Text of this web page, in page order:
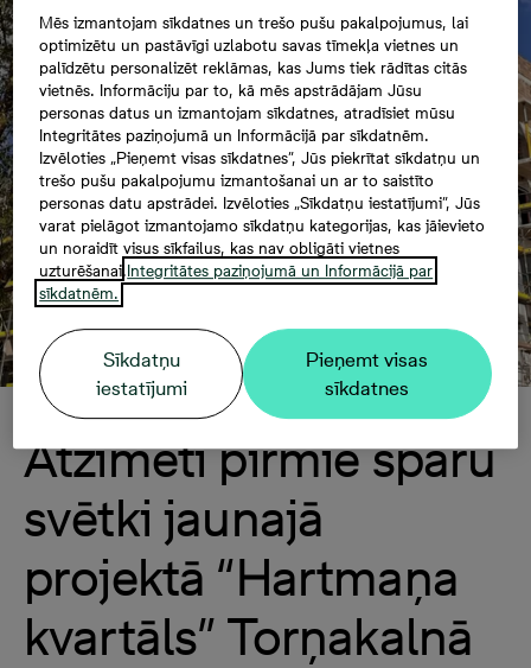
Atzīmēti pirmie spāru
svētki jaunajā
projektā “Hartmaņa
kvartāls” Torņakalnā
Mēs izmantojam sīkdatnes un trešo pušu pakalpojumus, lai
optimizētu un pastāvīgi uzlabotu savas tīmekļa vietnes un
palīdzētu personalizēt reklāmas, kas Jums tiek rādītas citās
vietnēs. Informāciju par to, kā mēs apstrādājam Jūsu
personas datus un izmantojam sīkdatnes, atradīsiet mūsu
Integritātes paziņojumā un Informācijā par sīkdatnēm.
Izvēloties „Pieņemt visas sīkdatnes”, Jūs piekrītat sīkdatņu un
trešo pušu pakalpojumu izmantošanai un ar to saistīto
personas datu apstrādei. Izvēloties „Sīkdatņu iestatījumi”, Jūs
varat pielāgot izmantojamo sīkdatņu kategorijas, kas jāievieto
un noraidīt visus sīkfailus, kas nav obligāti vietnes
uzturēšanai.Integritātes paziņojumā un Informācijā par
sīkdatnēm.
Sīkdatņu
iestatījumi
Pieņemt visas
sīkdatnes